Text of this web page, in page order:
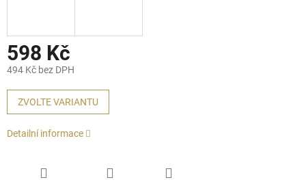
598 Kč
494 Kč bez DPH
Měrná
cena:
ZVOLTE VARIANTU
Detailní informace